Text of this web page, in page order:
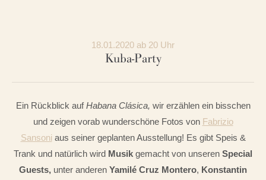
18.01.2020 ab 20 Uhr
Kuba-Party
Ein Rückblick aufHabana Clásica, wir erzählen ein bisschen
und zeigen vorab wunderschöne Fotos von Fabrizio
Sansoni aus seiner geplanten Ausstellung! Es gibt Speis &
Trank und natürlich wird Musik gemacht von unseren Special
Guests, unter anderen Yamilé Cruz Montero, Konstantin